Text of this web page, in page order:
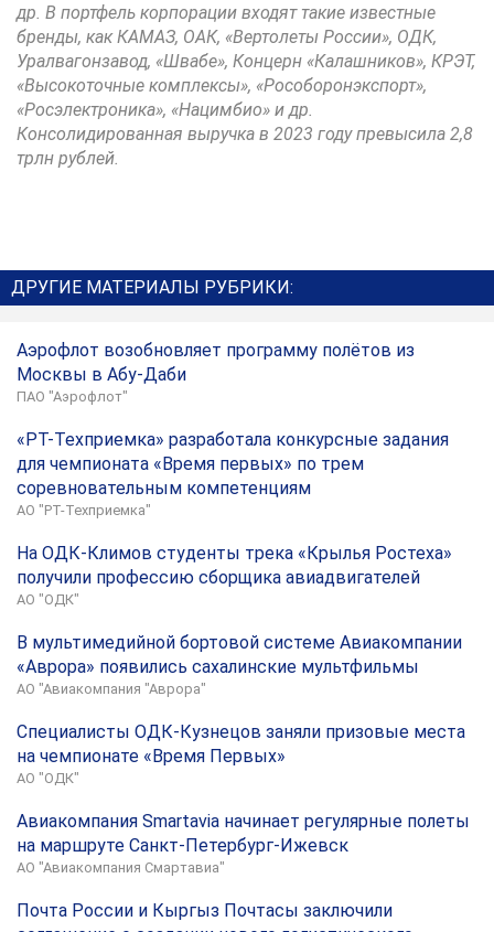
др. В портфель корпорации входят такие известные
бренды, как КАМАЗ, ОАК, «Вертолеты России», ОДК,
Уралвагонзавод, «Швабе», Концерн «Калашников», КРЭТ,
«Высокоточные комплексы», «Рособоронэкспорт»,
«Росэлектроника», «Нацимбио» и др.
Консолидированная выручка в 2023 году превысила 2,8
трлн рублей.
ДРУГИЕ МАТЕРИАЛЫ РУБРИКИ:
Аэрофлот возобновляет программу полётов из
Москвы в Абу-Даби
ПАО "Аэрофлот"
«РТ-Техприемка» разработала конкурсные задания
для чемпионата «Время первых» по трем
соревновательным компетенциям
АО "РТ-Техприемка"
На ОДК-Климов студенты трека «Крылья Ростеха»
получили профессию сборщика авиадвигателей
АО "ОДК"
В мультимедийной бортовой системе Авиакомпании
«Аврора» появились сахалинские мультфильмы
АО "Авиакомпания "Аврора"
Специалисты ОДК-Кузнецов заняли призовые места
на чемпионате «Время Первых»
АО "ОДК"
Авиакомпания Smartavia начинает регулярные полеты
на маршруте Санкт-Петербург-Ижевск
АО "Авиакомпания Смартавиа"
Почта России и Кыргыз Почтасы заключили